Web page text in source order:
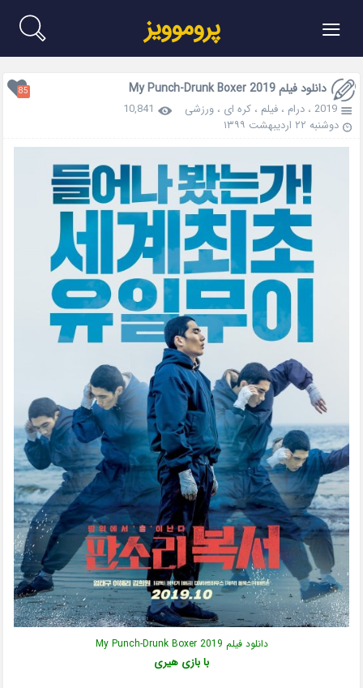
≡ پروموویز
دانلود فیلم My Punch-Drunk Boxer 2019 85
2019 ،درام ،فیلم ،کره ای ،ورزشی
10,841
دوشنبه ۲۲ اردیبهشت ۱۳۹۹
دانلود فیلم My Punch-Drunk Boxer 2019
با بازی هیری